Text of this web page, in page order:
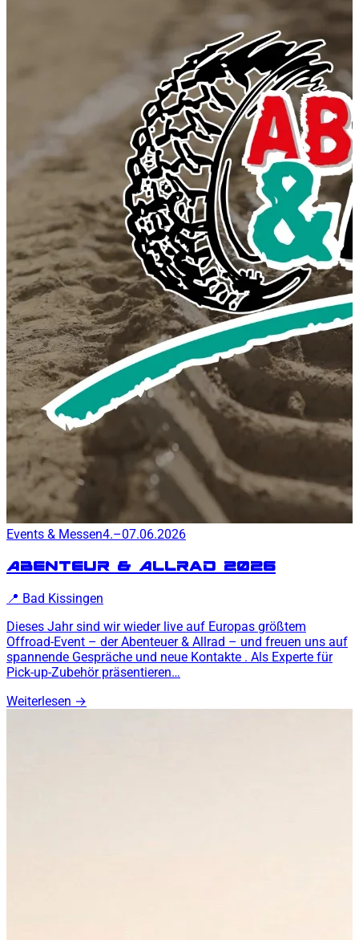
Events & Messen4.–07.06.2026
Abenteur & Allrad 2026
📍 Bad Kissingen
Dieses Jahr sind wir wieder live auf Europas größtem
Offroad-Event – der Abenteuer & Allrad – und freuen uns auf
spannende Gespräche und neue Kontakte . Als Experte für
Pick-up-Zubehör präsentieren…
Weiterlesen →